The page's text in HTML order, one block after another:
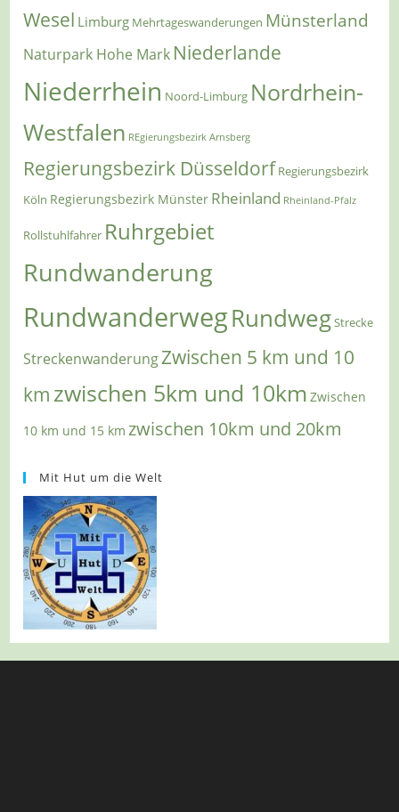
Wesel Limburg Mehrtageswanderungen Münsterland
Naturpark Hohe Mark Niederlande
Niederrhein Noord-Limburg Nordrhein-
Westfalen REgierungsbezirk Arnsberg
Regierungsbezirk Düsseldorf Regierungsbezirk
Köln Regierungsbezirk Münster Rheinland Rheinland-Pfalz
Rollstuhlfahrer Ruhrgebiet
Rundwanderung
RundwanderwegRundwegStrecke
StreckenwanderungZwischen 5 km und 10
km zwischen 5km und 10km Zwischen
10 km und 15 km zwischen 10km und 20km
Mit Hut um die Welt